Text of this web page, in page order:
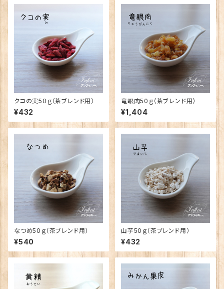
クコの実50ｇ（茶ブレンド用）
¥432
竜眼肉50ｇ（茶ブレンド用）
¥1,404
なつめ50ｇ（茶ブレンド用）
¥540
山芋50ｇ（茶ブレンド用）
¥432